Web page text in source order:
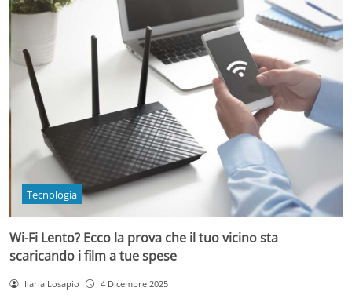
Tecnologia
Wi-Fi Lento? Ecco la prova che il tuo vicino sta
scaricando i film a tue spese
Ilaria Losapio 4 Dicembre 2025